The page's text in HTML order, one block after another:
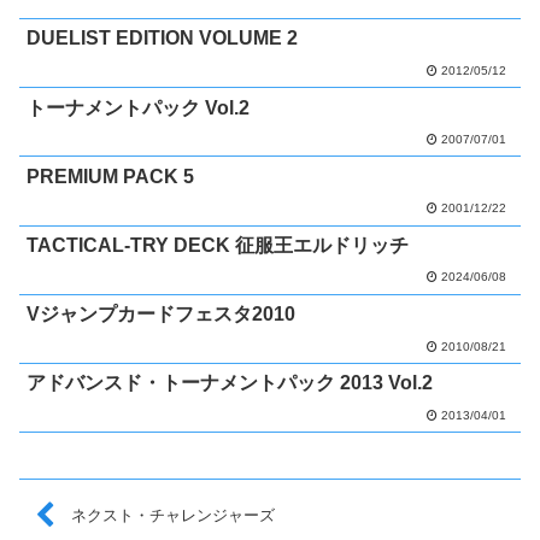
DUELIST EDITION VOLUME 2
2012/05/12
トーナメントパック Vol.2
2007/07/01
PREMIUM PACK 5
2001/12/22
TACTICAL-TRY DECK 征服王エルドリッチ
2024/06/08
Vジャンプカードフェスタ2010
2010/08/21
アドバンスド・トーナメントパック 2013 Vol.2
2013/04/01
ネクスト・チャレンジャーズ